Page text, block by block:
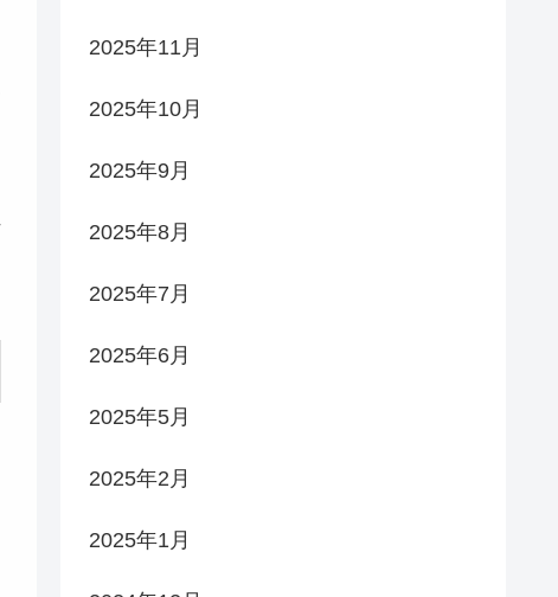
2025年11月
2025年10月
2025年9月
2025年8月
2025年7月
2025年6月
2025年5月
2025年2月
2025年1月